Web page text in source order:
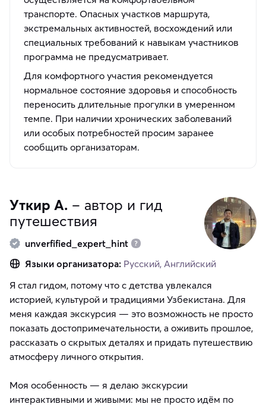
транспорте. Опасных участков маршрута,
экстремальных активностей, восхождений или
специальных требований к навыкам участников
программа не предусматривает.
Для комфортного участия рекомендуется
нормальное состояние здоровья и способность
переносить длительные прогулки в умеренном
темпе. При наличии хронических заболеваний
или особых потребностей просим заранее
сообщить организаторам.
Уткир А. – автор и гид
путешествия
unverfified_expert_hint
Языки организатора: Русский, Английский
Я стал гидом, потому что с детства увлекался
историей, культурой и традициями Узбекистана. Для
меня каждая экскурсия — это возможность не просто
показать достопримечательности, а оживить прошлое,
рассказать о скрытых деталях и придать путешествию
атмосферу личного открытия.
Моя особенность — я делаю экскурсии
интерактивными и живыми: мы не просто идём по